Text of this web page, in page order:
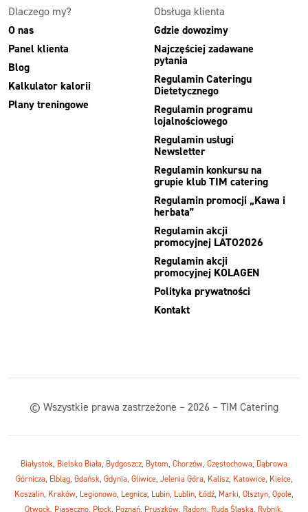
Dlaczego my?
O nas
Panel klienta
Blog
Kalkulator kalorii
Plany treningowe
Obsługa klienta
Gdzie dowozimy
Najczęściej zadawane
pytania
Regulamin Cateringu
Dietetycznego
Regulamin programu
lojalnościowego
Regulamin usługi
Newsletter
Regulamin konkursu na
grupie klub TIM catering
Regulamin promocji „Kawa i
herbata”
Regulamin akcji
promocyjnej LATO2026
Regulamin akcji
promocyjnej KOLAGEN
Polityka prywatności
Kontakt
© Wszystkie prawa zastrzeżone – 2026 – TIM Catering
Białystok, Bielsko Biała, Bydgoszcz, Bytom, Chorzów, Częstochowa, Dąbrowa
Górnicza, Elbląg, Gdańsk, Gdynia, Gliwice, Jelenia Góra, Kalisz, Katowice, Kielce,
Koszalin, Kraków, Legionowo, Legnica, Lubin, Lublin, Łódź, Marki, Olsztyn, Opole,
Otwock, Piaseczno, Płock, Poznań, Pruszków, Radom, Ruda Śląska, Rybnik,